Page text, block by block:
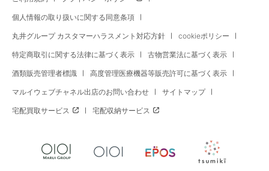
個人情報の取り扱いに関する同意条項
丸井グループ カスタマーハラスメント対応方針 cookieポリシー
特定商取引に関する法律に基づく表示 古物営業法に基づく表示
酒類販売管理者標識 高度管理医療機器等販売許可に基づく表示
マルイウェブチャネル出店のお問い合わせ サイトマップ
宅配買取サービス 宅配収納サービス